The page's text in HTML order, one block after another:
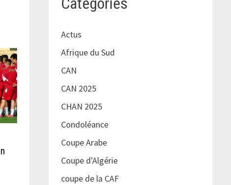
Actus
Afrique du Sud
CAN
CAN 2025
CHAN 2025
Condoléance
Coupe Arabe
Coupe d'Algérie
coupe de la CAF